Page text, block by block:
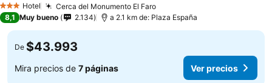
3 Estrellas
Hotel Cerca del Monumento El Faro
8,1 Muy bueno 2.134 a 2.1 km de: Plaza España
De $43.993
Mira precios de 7 páginas Ver precios